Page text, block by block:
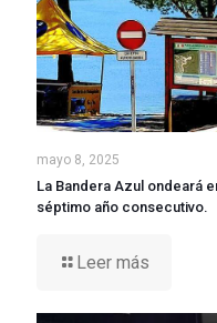
mayo 8, 2025
La Bandera Azul ondeará
séptimo año consecutivo.
Leer más